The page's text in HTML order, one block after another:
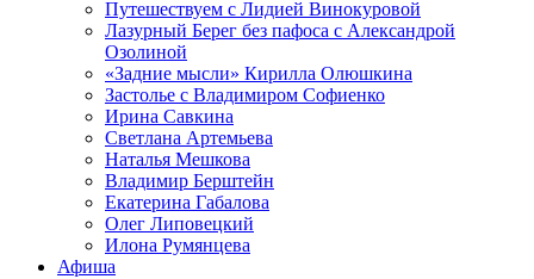
Путешествуем с Лидией Винокуровой
Лазурный Берег без пафоса с Александрой
Озолиной
«Задние мысли» Кирилла Олюшкина
Застолье с Владимиром Софиенко
Ирина Савкина
Светлана Артемьева
Наталья Мешкова
Владимир Берштейн
Екатерина Габалова
Олег Липовецкий
Илона Румянцева
Афиша